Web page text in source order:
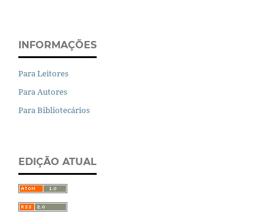
INFORMAÇÕES
Para Leitores
Para Autores
Para Bibliotecários
EDIÇÃO ATUAL